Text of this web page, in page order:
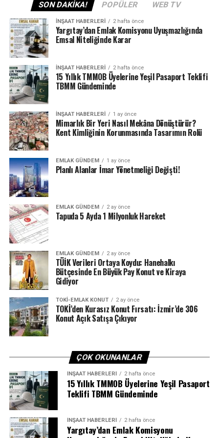
ETIKETLER MANSET NOTER KONUT SATIŞI
SONRAKI
Kiracı Evi Göstermek Zorunda mı? Ev Sahibi Kefil
İsteyebilir mi?
ÖNCEKI
TÜİK, bina ve konut istatistiklerini açıkladı
SON DAKIKA! POPÜLER WEB TV
İNŞAAT HABERLERI 2 hafta önce
Yargıtay’dan Emlak Komisyonu Uyuşmazlığında
Emsal Niteliğinde Karar
İNŞAAT HABERLERI 2 hafta önce
15 Yıllık TMMOB Üyelerine Yeşil Pasaport Teklifi
TBMM Gündeminde
İNŞAAT HABERLERI 1 ay önce
Mimarlık Bir Yeri Nasıl Mekâna Dönüştürür?
Kent Kimliğinin Korunmasında Tasarımın Rolü
EMLAK GÜNDEM 1 ay önce
Planlı Alanlar İmar Yönetmeliği Değişti!
EMLAK GÜNDEM 2 ay önce
Tapuda 5 Ayda 1 Milyonluk Hareket
EMLAK GÜNDEM 2 ay önce
TÜİK Verileri Ortaya Koydu: Hanehalkı
Bütçesinde En Büyük Pay Konut ve Kiraya
Gidiyor
TOKI-EMLAK KONUT 2 ay önce
TOKİ’den Kurasız Konut Fırsatı: İzmir’de 306
Konut Açık Satışa Çıkıyor
ÇOK OKUNANLAR
İNŞAAT HABERLERI 2 hafta önce
15 Yıllık TMMOB Üyelerine Yeşil Pasaport
Teklifi TBMM Gündeminde
İNŞAAT HABERLERI 2 hafta önce
Yargıtay’dan Emlak Komisyonu